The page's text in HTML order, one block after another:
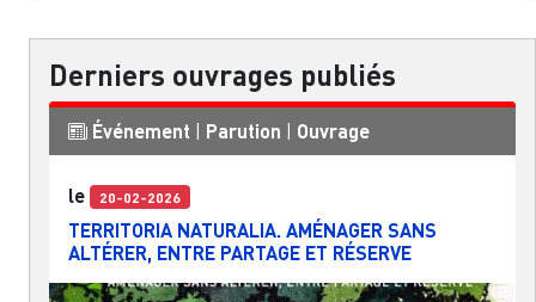
Derniers ouvrages publiés
Événement | Parution | Ouvrage
le 20-02-2026
TERRITORIA NATURALIA. AMÉNAGER SANS
ALTÉRER, ENTRE PARTAGE ET RÉSERVE